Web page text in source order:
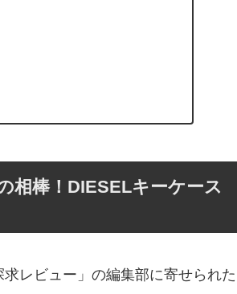
相棒！DIESELキーケース
レビュー」の編集部に寄せられた